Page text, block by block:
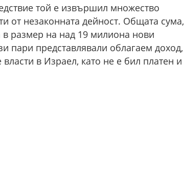
той е извършил множество
от незаконната дейност. Общата сума,
в размер на над 19 милиона нови
пари представлявали облагаем доход,
в Израел, като не е бил платен и